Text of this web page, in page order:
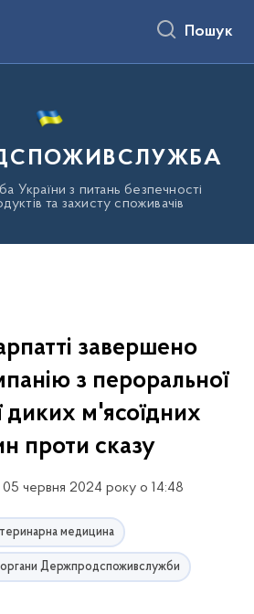
Пошук
України з питань безпечності
та захисту споживачів
завершено
з пероральної
диких м'ясоїдних
проти сказу
05 червня 2024 року о 14:48
медицина
органи Держпродспоживслужби